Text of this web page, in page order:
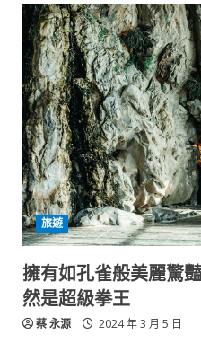
南
大
員
皇
冠
假
日
酒
店
港
式
經
典
煲
湯
春
天
祛
濕
喝
一
碗
旅遊
擁有如孔雀般美麗驚
然是超級拳王
蔡 永源 2024 年 3 月 5 日